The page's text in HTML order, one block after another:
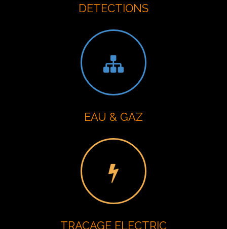
DETECTIONS
EAU & GAZ
TRACAGE ELECTRIC